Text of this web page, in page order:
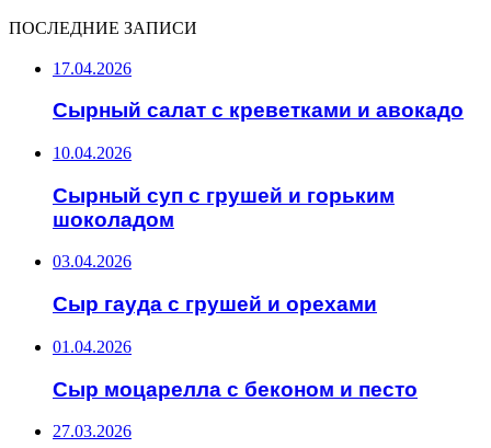
ПОСЛЕДНИЕ ЗАПИСИ
17.04.2026
Сырный салат с креветками и авокадо
10.04.2026
Сырный суп с грушей и горьким
шоколадом
03.04.2026
Сыр гауда с грушей и орехами
01.04.2026
Сыр моцарелла с беконом и песто
27.03.2026